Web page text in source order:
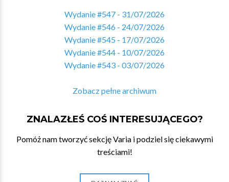
Wydanie #547 - 31/07/2026
Wydanie #546 - 24/07/2026
Wydanie #545 - 17/07/2026
Wydanie #544 - 10/07/2026
Wydanie #543 - 03/07/2026
Zobacz pełne archiwum
ZNALAZŁEŚ COŚ INTERESUJĄCEGO?
Pomóż nam tworzyć sekcję Varia i podziel się ciekawymi
treściami!